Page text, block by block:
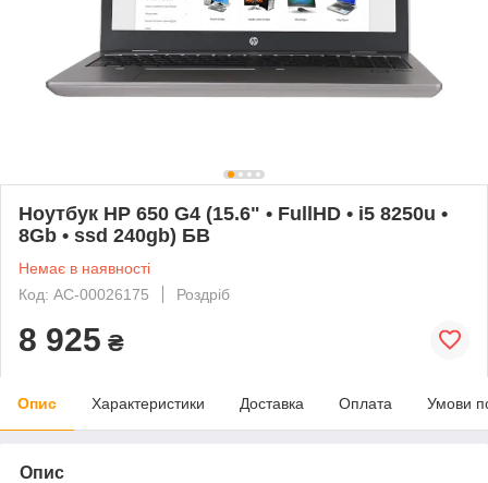
Ноутбук HP 650 G4 (15.6" • FullHD • i5 8250u •
8Gb • ssd 240gb) БВ
Немає в наявності
Код: AC-00026175
Роздріб
8 925 ₴
Опис Характеристики Доставка Оплата Умови
Опис